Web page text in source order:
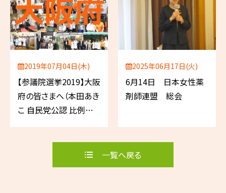
2019年07月04日(木)
【参議院選挙2019】大阪
府の皆さまへ（本田あき
こ 自民党公認 比例代
表／薬剤師）
2025年06月17日(火)
6月14日 日本女性薬
剤師連盟 総会
一覧へ戻る